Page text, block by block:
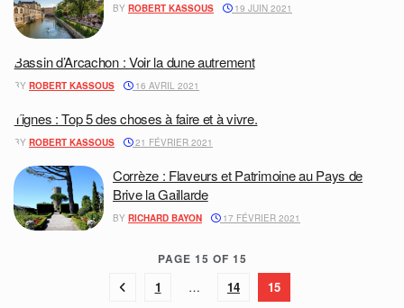
BY ROBERT KASSOUS 19 JUIN 2021
Bassin d’Arcachon : Voir la dune autrement
BY ROBERT KASSOUS 16 AVRIL 2021
Tignes : Top 5 des choses à faire et à vivre.
BY ROBERT KASSOUS 21 FÉVRIER 2021
Corrèze : Flaveurs et Patrimoine au Pays de
Brive la Gaillarde
BY RICHARD BAYON 17 FÉVRIER 2021
PAGE 15 OF 15
1 … 14 15